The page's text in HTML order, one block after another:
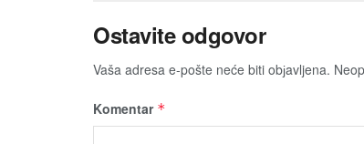
Ostavite odgovor
Vaša adresa e-pošte neće biti obјavljena.
Komentar *